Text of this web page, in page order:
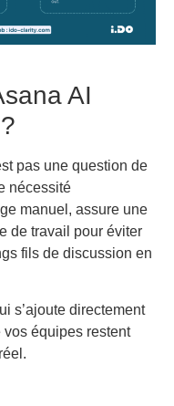
AI
pas une question de
nécessité
manuel, assure une
de travail pour éviter
fils de discussion en
s’ajoute directement
équipes restent